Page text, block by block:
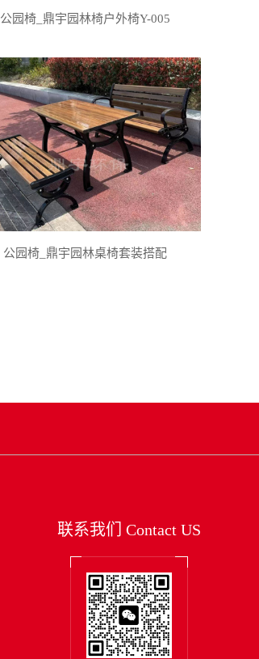
公园椅_鼎宇园林椅户外椅Y-005
公园椅_鼎宇园林桌椅套装搭配
联系我们 Contact US